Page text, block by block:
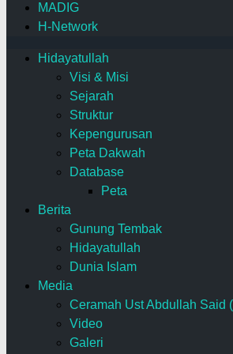
MADIG
H-Network
Hidayatullah
Visi & Misi
Sejarah
Struktur
Kepengurusan
Peta Dakwah
Database
Peta
Berita
Gunung Tembak
Hidayatullah
Dunia Islam
Media
Ceramah Ust Abdullah Said
Video
Galeri